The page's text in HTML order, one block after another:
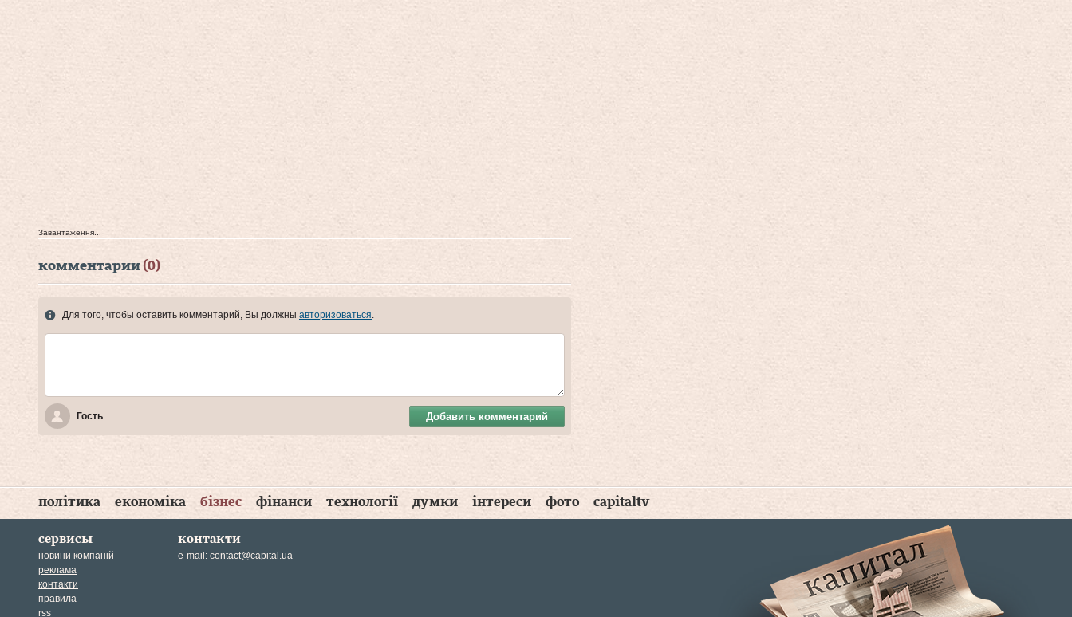
Завантаження...
комментарии(0)
Для того, чтобы оставить комментарий, Вы должны авторизоваться
Гость Добавить комментарий
політика економіка бізнес фінанси технології думки інтереси фото capitaltv
сервисы
новини компаній
реклама
контакти
правила
rss
контакти
e-mail: contact@capital.ua